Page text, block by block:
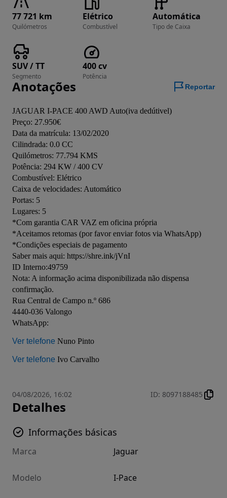
77 721 km
Quilómetros
Elétrico
Combustível
Automática
Tipo de Caixa
SUV / TT
Segmento
400 cv
Potência
Anotações Reportar
JAGUAR I-PACE 400 AWD Auto(iva dedútivel)
Preço: 27.950€
Data da matrícula: 13/02/2020
Cilindrada: 0.0 CC
Quilómetros: 77.794 KMS
Potência: 294 KW / 400 CV
Combustível: Elétrico
Caixa de velocidades: Automático
Portas: 5
Lugares: 5
*Com garantia CAR VAZ em oficina própria
*Aceitamos retomas (por favor enviar fotos via WhatsApp)
*Condições especiais de pagamento
Saber mais aqui: https://shre.ink/jVnI
ID Interno:49759
Nota: A informação acima disponibilizada não dispensa
confirmação.
Rua Central de Campo n.º 686
4440-036 Valongo
Ver telefone
Ver telefone Ivo Carvalho
04/08/2026, 16:02 ID: 8097188485
Detalhes
Informações básicas
Marca Jaguar
Modelo I-Pace